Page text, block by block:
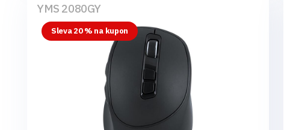
YMS 2080GY
Sleva 20 % na kupon